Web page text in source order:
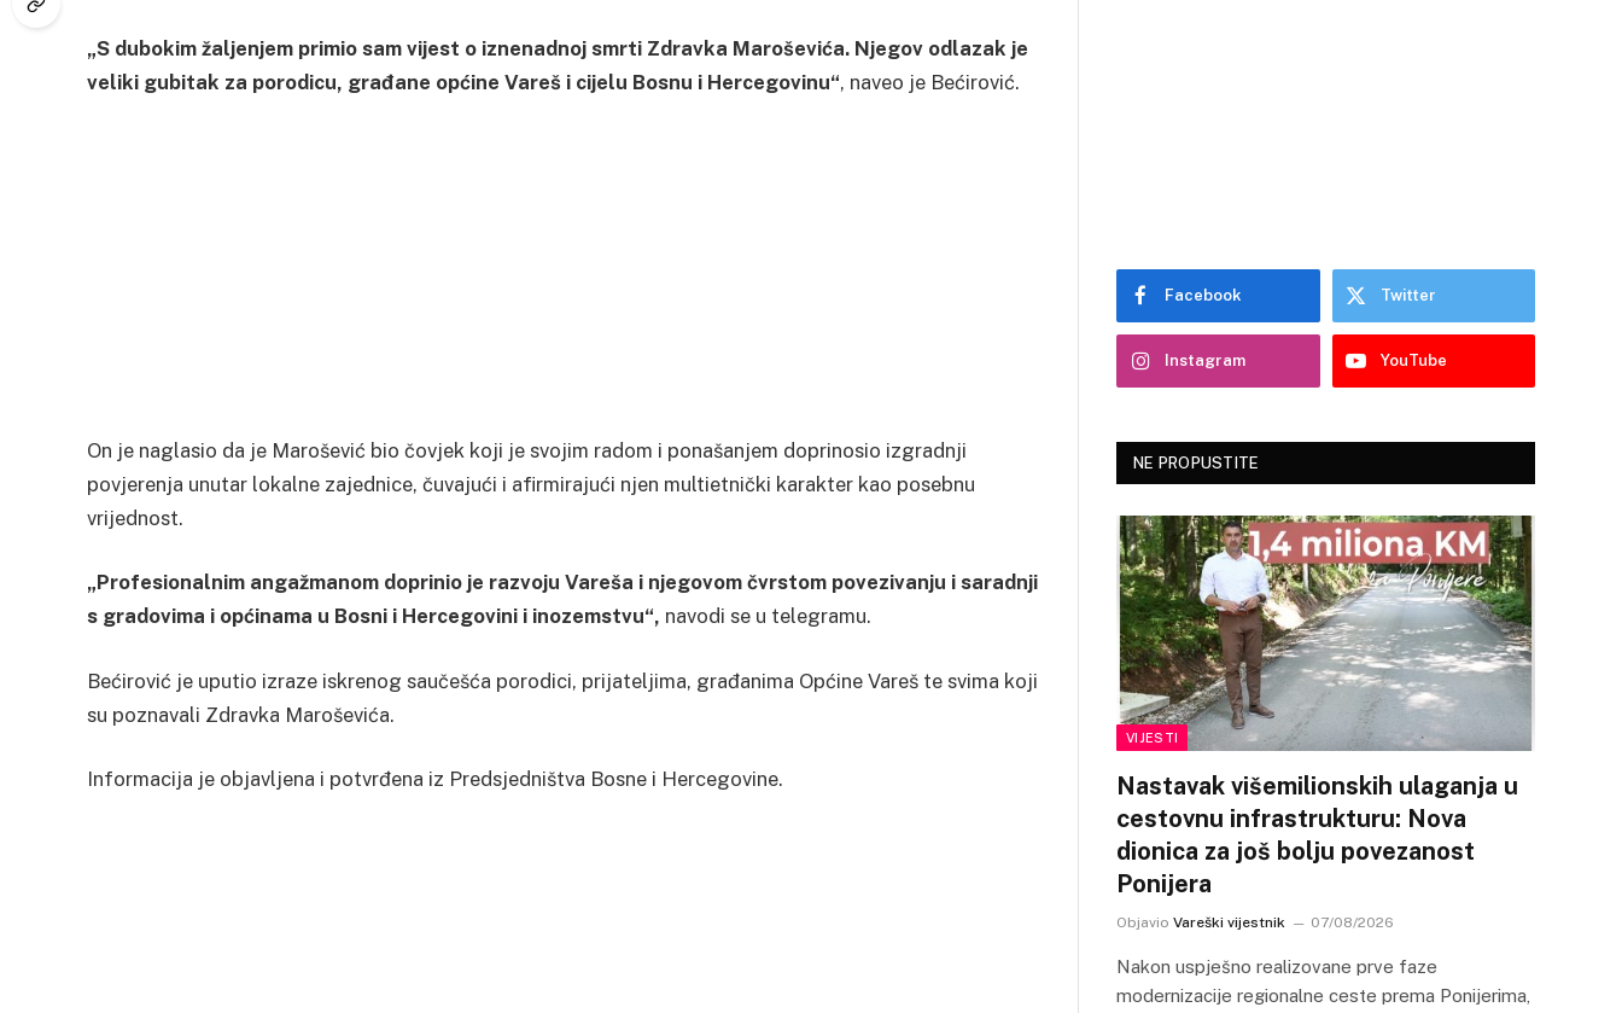
„S dubokim žaljenjem primio sam vijest o iznenadnoj smrti Zdravka Maroševića. Njegov odlazak je
veliki gubitak za porodicu, građane općine Vareš i cijelu Bosnu i Hercegovinu“, naveo je Bećirović.
On je naglasio da je Marošević bio čovjek koji je svojim radom i ponašanjem doprinosio izgradnji
povjerenja unutar lokalne zajednice, čuvajući i afirmirajući njen multietnički karakter kao posebnu
vrijednost.
„Profesionalnim angažmanom doprinio je razvoju Vareša i njegovom čvrstom povezivanju i saradnji
s gradovima i općinama u Bosni i Hercegovini i inozemstvu“, navodi se u telegramu.
Bećirović je uputio izraze iskrenog saučešća porodici, prijateljima, građanima Općine Vareš te svima koji
su poznavali Zdravka Maroševića.
Informacija je objavljena i potvrđena iz Predsjedništva Bosne i Hercegovine.
Facebook Twitter
Instagram YouTube
NE PROPUSTITE
VIJESTI
Nastavak višemilionskih ulaganja u
cestovnu infrastrukturu: Nova
dionica za još bolju povezanost
Ponijera
Objavio Vareški vijestnik 07/08/2026
Nakon uspješno realizovane prve faze
modernizacije regionalne ceste prema Ponijerima,